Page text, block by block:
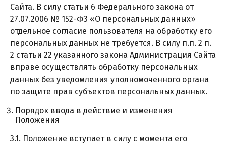
Сайта. В силу статьи 6 Федерального закона от
27.07.2006 № 152-ФЗ «О персональных данных»
отдельное согласие пользователя на обработку его
персональных данных не требуется. В силу п.п. 2 п.
2 статьи 22 указанного закона Администрация Сайта
вправе осуществлять обработку персональных
данных без уведомления уполномоченного органа
по защите прав субъектов персональных данных.
Порядок ввода в действие и изменения
Положения
3.1. Положение вступает в силу с момента его